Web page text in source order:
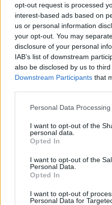
opt-out request is processed
interest-based ads based on
us or personal information
your opt-out. You may
disclosure of your personal
IAB’s list of downstream
also be disclosed by us to
Downstream Participants that
Please note that this website/
not limited to your visit or
grant or deny consent to
use your data for below
consent section.
Personal Data
I want to opt-out of the
personal data.
Opted In
I want to opt-out of the
Personal Data.
Opted In
I want to opt-out of
Personal Data for
Híradó
Elemző: Karácsony
oldalon
László Róbert, a Political
választási műsorában azt